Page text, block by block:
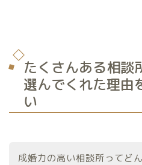
たくさんある相談
選んでくれた理由
い
成婚力の高い相談所ってど